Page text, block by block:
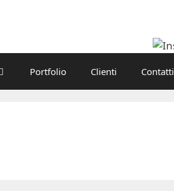
Portfolio Clienti Contatti